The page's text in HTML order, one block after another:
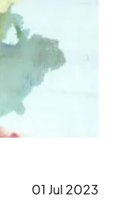
01 Jul 2023